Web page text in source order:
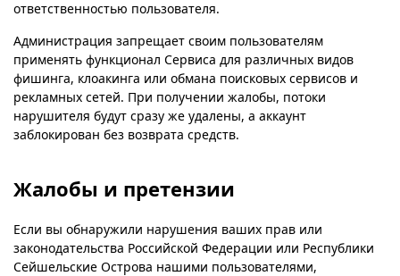
ответственностью пользователя.
Администрация запрещает своим пользователям
применять функционал Сервиса для различных видов
фишинга, клоакинга или обмана поисковых сервисов и
рекламных сетей. При получении жалобы, потоки
нарушителя будут сразу же удалены, а аккаунт
заблокирован без возврата средств.
Жалобы и претензии
Если вы обнаружили нарушения ваших прав или
законодательства Российской Федерации или Республики
Сейшельские Острова нашими пользователями,